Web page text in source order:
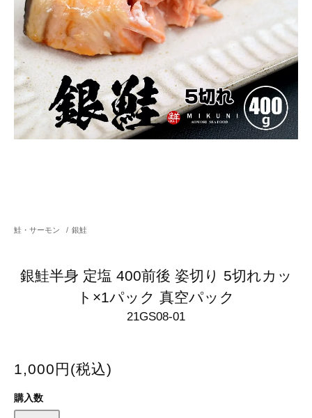
鮭・サーモン / 銀鮭
銀鮭半身 定塩 400前後 姿切り 5切れカッ
ト×1パック 真空パック
21GS08-01
1,000円(税込)
購入数